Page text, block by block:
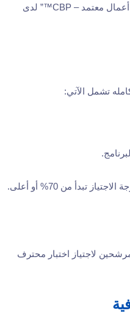
يجب أن يكون المدرب “محترف أعمال معتمد – CBP™” لدى
تشمل الآتي:
لاجتياز اختبار محترف